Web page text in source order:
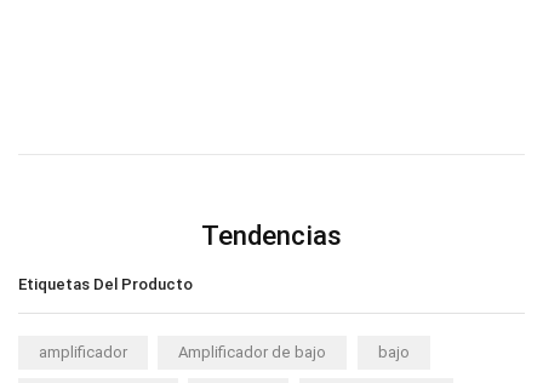
Tendencias
Etiquetas Del Producto
amplificador Amplificador de bajo bajo